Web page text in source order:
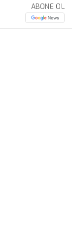
ABONE OL